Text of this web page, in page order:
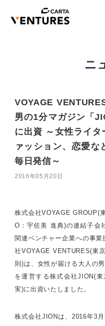
ニ
VOYAGE
男の1分マガジン「
に出資 ～女性ライタ
ァッション、恋愛な
毎日発信～
2016年05月20日
株式会社VOYAGE GROUP(
O：宇佐美 進典)の連結子会
関連ベンチャー企業への事
社VOYAGE VENTURES(東
則)は、女性が届ける大人の
を運営する株式会社JION(
実)に出資いたしました。
株式会社JIONは、2016年3